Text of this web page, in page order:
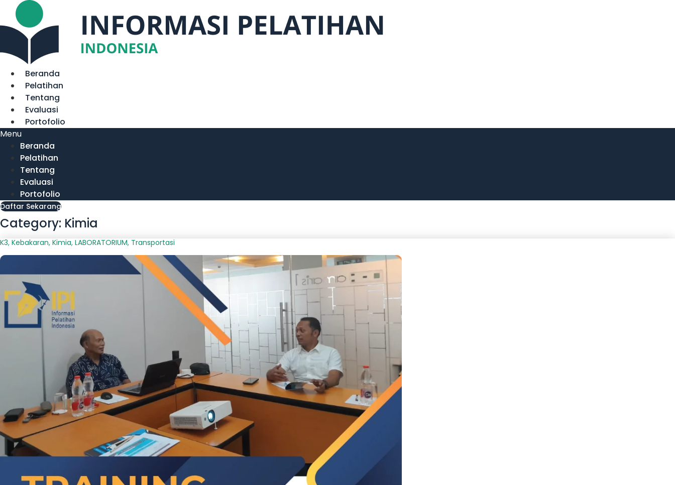
Lewati
konten
Beranda
Pelatihan
Tentang
Evaluasi
Portofolio
Menu
Beranda
Pelatihan
Tentang
Evaluasi
Portofolio
Daftar Sekarang
Category: Kimia
K3, Kebakaran, Kimia, LABORATORIUM, Transportasi